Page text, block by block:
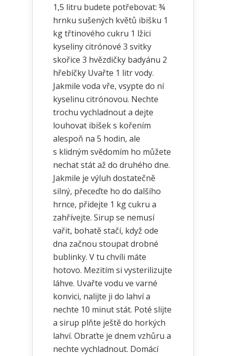
1,5 litru budete potřebovat: ¾
hrnku sušených květů ibišku 1
kg třtinového cukru 1 lžíci
kyseliny citrónové 3 svitky
skořice 3 hvězdičky badyánu 2
hřebíčky Uvařte 1 litr vody.
Jakmile voda vře, vsypte do ní
kyselinu citrónovou. Nechte
trochu vychladnout a dejte
louhovat ibišek s kořením
alespoň na 5 hodin, ale
s klidným svědomím ho můžete
nechat stát až do druhého dne.
Jakmile je výluh dostatečně
silný, přeceďte ho do dalšího
hrnce, přidejte 1 kg cukru a
zahřívejte. Sirup se nemusí
vařit, bohatě stačí, když ode
dna začnou stoupat drobné
bublinky. V tu chvíli máte
hotovo. Mezitím si vysterilizujte
láhve. Uvařte vodu ve varné
konvici, nalijte ji do lahví a
nechte 10 minut stát. Poté slijte
a sirup plňte ještě do horkých
lahví. Obraťte je dnem vzhůru a
nechte vychladnout. Domácí